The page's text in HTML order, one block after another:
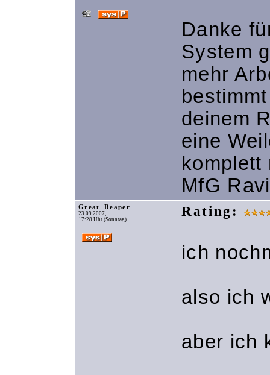
Danke
System
mehr
deinem
eine
MfG
Great_Reaper
23.09.2007,
17:28 Uhr (Sonntag)
Rating:
ich
also ich
aber ich